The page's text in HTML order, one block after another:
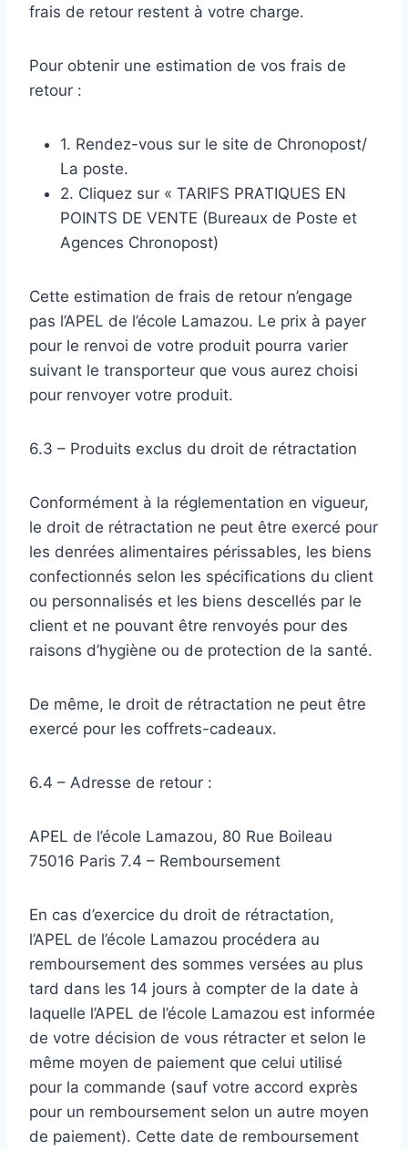
frais de retour restent à votre charge.
Pour obtenir une estimation de vos frais de
retour :
1. Rendez-vous sur le site de Chronopost/
La poste.
2. Cliquez sur « TARIFS PRATIQUES EN
POINTS DE VENTE (Bureaux de Poste et
Agences Chronopost)
Cette estimation de frais de retour n’engage
pas l’APEL de l’école Lamazou. Le prix à payer
pour le renvoi de votre produit pourra varier
suivant le transporteur que vous aurez choisi
pour renvoyer votre produit.
6.3 – Produits exclus du droit de rétractation
Conformément à la réglementation en vigueur,
le droit de rétractation ne peut être exercé pour
les denrées alimentaires périssables, les biens
confectionnés selon les spécifications du client
ou personnalisés et les biens descellés par le
client et ne pouvant être renvoyés pour des
raisons d’hygiène ou de protection de la santé.
De même, le droit de rétractation ne peut être
exercé pour les coffrets-cadeaux.
6.4 – Adresse de retour :
APEL de l’école Lamazou, 80 Rue Boileau
75016 Paris 7.4 – Remboursement
En cas d’exercice du droit de rétractation,
l’APEL de l’école Lamazou procédera au
remboursement des sommes versées au plus
tard dans les 14 jours à compter de la date à
laquelle l’APEL de l’école Lamazou est informée
de votre décision de vous rétracter et selon le
même moyen de paiement que celui utilisé
pour la commande (sauf votre accord exprès
pour un remboursement selon un autre moyen
de paiement). Cette date de remboursement